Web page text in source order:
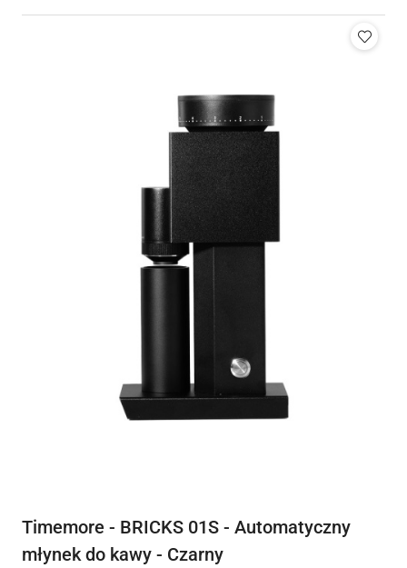
Timemore - BRICKS 01S - Automatyczny
młynek do kawy - Czarny